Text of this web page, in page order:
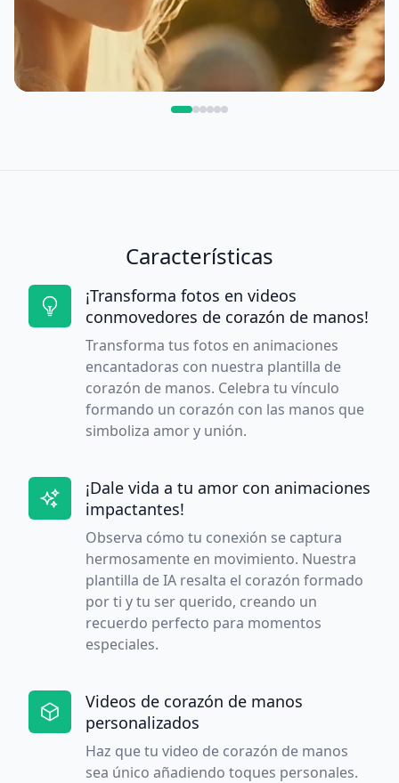
Características
¡Transforma fotos en videos
conmovedores de corazón de manos!
Transforma tus fotos en animaciones
encantadoras con nuestra plantilla de
corazón de manos. Celebra tu vínculo
formando un corazón con las manos que
simboliza amor y unión.
¡Dale vida a tu amor con animaciones
impactantes!
Observa cómo tu conexión se captura
hermosamente en movimiento. Nuestra
plantilla de IA resalta el corazón formado
por ti y tu ser querido, creando un
recuerdo perfecto para momentos
especiales.
Videos de corazón de manos
personalizados
Haz que tu video de corazón de manos
sea único añadiendo toques personales.